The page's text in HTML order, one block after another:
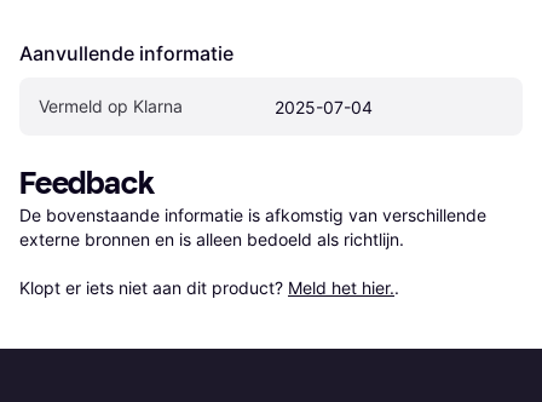
Aanvullende informatie
Vermeld op Klarna 2025-07-04
Feedback
De bovenstaande informatie is afkomstig van verschillende
externe bronnen en is alleen bedoeld als richtlijn.
Klopt er iets niet aan dit product? Meld het hier..